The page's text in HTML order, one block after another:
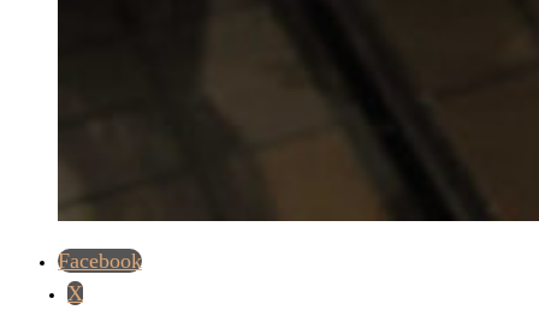
Facebook
X